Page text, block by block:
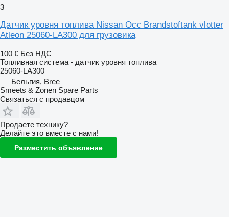
3
Датчик уровня топлива Nissan Occ Brandstoftank vlotter
Atleon 25060-LA300 для грузовика
100 € Без НДС
Топливная система - датчик уровня топлива
25060-LA300
Бельгия, Bree
Smeets & Zonen Spare Parts
Связаться с продавцом
Продаете технику?
Делайте это вместе с нами!
Разместить объявление